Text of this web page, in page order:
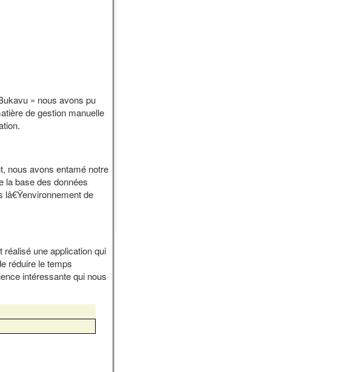
» nous avons pu
de gestion manuelle
nous avons entamé notre
la base des données
lâ€Ÿenvironnement de
une application qui
réduire le temps
intéressante qui nous